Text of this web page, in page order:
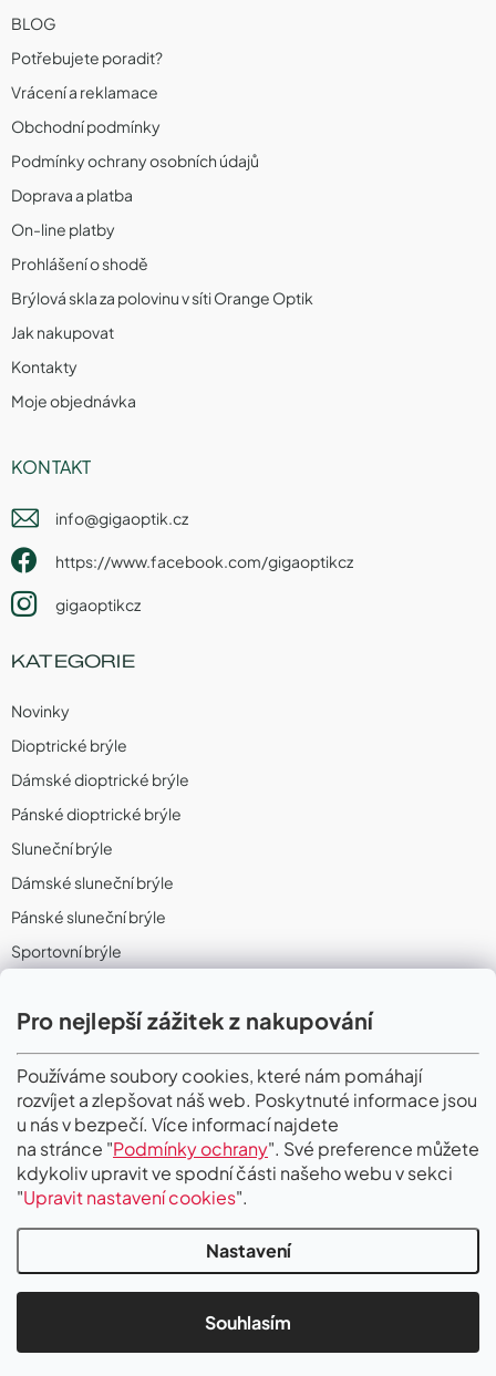
Pro nejlepší zážitek z nakupování
Používáme soubory cookies, které nám pomáhají
rozvíjet a zlepšovat náš web. Poskytnuté informace jsou
u nás v bezpečí. Více informací najdete
na stránce "Podmínky ochrany". Své preference můžete
kdykoliv upravit ve spodní části našeho webu v sekci
"Upravit nastavení cookies".
Nastavení
Souhlasím
BLOG
Potřebujete poradit?
Vrácení a reklamace
Obchodní podmínky
Podmínky ochrany osobních údajů
Doprava a platba
On-line platby
Prohlášení o shodě
Brýlová skla za polovinu v síti Orange Optik
Jak nakupovat
Kontakty
Moje objednávka
KONTAKT
info@gigaoptik.cz
https://www.facebook.com/gigaoptikcz
gigaoptikcz
KATEGORIE
Novinky
Dioptrické brýle
Dámské dioptrické brýle
Pánské dioptrické brýle
Sluneční brýle
Dámské sluneční brýle
Pánské sluneční brýle
Sportovní brýle
Sportovní dioptrické brýle
II. Jakost
PŘIJÍMÁME ONLINE PLATBY
Copyright 2026Gigaoptik. Všechna práva vyhrazena.Upravit nastavení
cookies